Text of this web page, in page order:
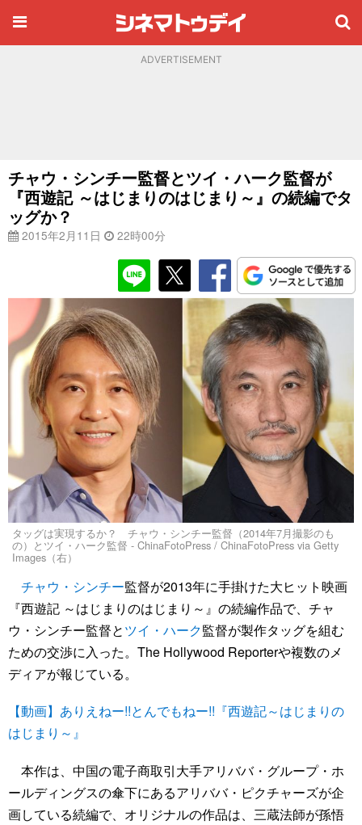
ADVERTISEMENT
チャウ・シンチー監督とツイ・ハーク監督が
『西遊記 ～はじまりのはじまり～』の続編でタ
ッグか？
2015年2月11日 22時00分
タッグは実現するか？ チャウ・シンチー監督（2014年7月撮影のも
の）とツイ・ハーク監督 - ChinaFotoPress / ChinaFotoPress via Getty
Images（右）
チャウ・シンチー監督が2013年に手掛けた大ヒット映画
『西遊記 ～はじまりのはじまり～』の続編作品で、チャ
ウ・シンチー監督とツイ・ハーク監督が製作タッグを組む
ための交渉に入った。The Hollywood Reporterや複数のメ
ディアが報じている。
【動画】ありえねー!!とんでもねー!!『西遊記～はじまりの
はじまり～』
本作は、中国の電子商取引大手アリババ・グループ・ホ
ールディングスの傘下にあるアリババ・ピクチャーズが企
画している続編で、オリジナルの作品は、三蔵法師が孫悟